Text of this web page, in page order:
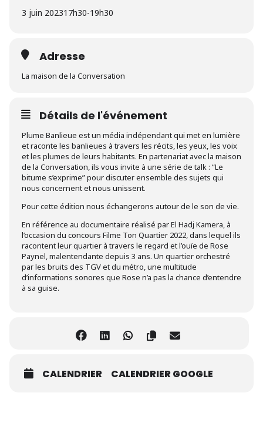
3 juin 202317h30-19h30
Adresse
La maison de la Conversation
Détails de l'événement
Plume Banlieue est un média indépendant qui met en lumière
et raconte les banlieues à travers les récits, les yeux, les voix
et les plumes de leurs habitants. En partenariat avec la maison
de la Conversation, ils vous invite à une série de talk : “Le
bitume s’exprime” pour discuter ensemble des sujets qui
nous concernent et nous unissent.
Pour cette édition nous échangerons autour de le son de vie.
En référence au documentaire réalisé par El Hadj Kamera, à
l’occasion du concours Filme Ton Quartier 2022, dans lequel ils
racontent leur quartier à travers le regard et l’ouïe de Rose
Paynel, malentendante depuis 3 ans. Un quartier orchestré
par les bruits des TGV et du métro, une multitude
d’informations sonores que Rose n’a pas la chance d’entendre
à sa guise.
CALENDRIER CALENDRIER GOOGLE